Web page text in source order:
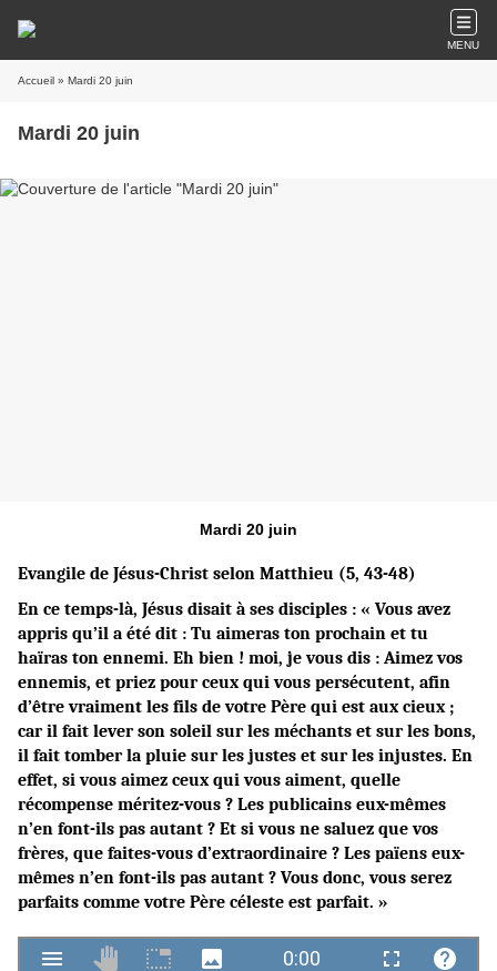
MENU
Accueil » Mardi 20 juin
Mardi 20 juin
Mardi 20 juin
Evangile de Jésus-Christ selon Matthieu (5, 43-48)
En ce temps-là, Jésus disait à ses disciples : « Vous avez
appris qu’il a été dit : Tu aimeras ton prochain et tu
haïras ton ennemi. Eh bien ! moi, je vous dis : Aimez vos
ennemis, et priez pour ceux qui vous persécutent, afin
d’être vraiment les fils de votre Père qui est aux cieux ;
car il fait lever son soleil sur les méchants et sur les bons,
il fait tomber la pluie sur les justes et sur les injustes. En
effet, si vous aimez ceux qui vous aiment, quelle
récompense méritez-vous ? Les publicains eux-mêmes
n’en font-ils pas autant ? Et si vous ne saluez que vos
frères, que faites-vous d’extraordinaire ? Les païens eux-
mêmes n’en font-ils pas autant ? Vous donc, vous serez
parfaits comme votre Père céleste est parfait. »